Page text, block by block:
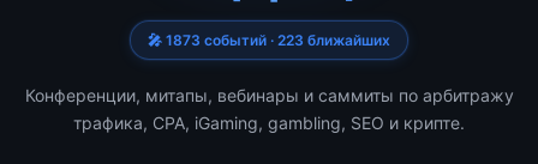
🎤 1873 событий · 223 ближайших
Конференции, митапы, вебинары и саммиты по арбитражу
трафика, CPA, iGaming, gambling, SEO и крипте.